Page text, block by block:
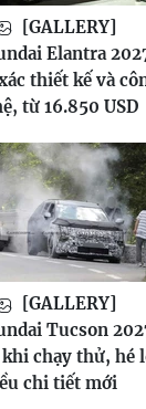
[GALLERY]
Elantra
thiết kế và
từ 16.850 USD
[GALLERY]
Tucson
chạy thử, hé
chi tiết mới